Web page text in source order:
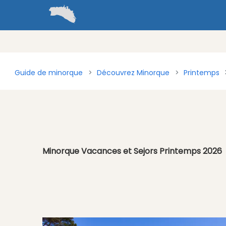
Guide de minorque Découvrez Minorque Printemps
Minorque Vacances et Sejors Printemps 2026